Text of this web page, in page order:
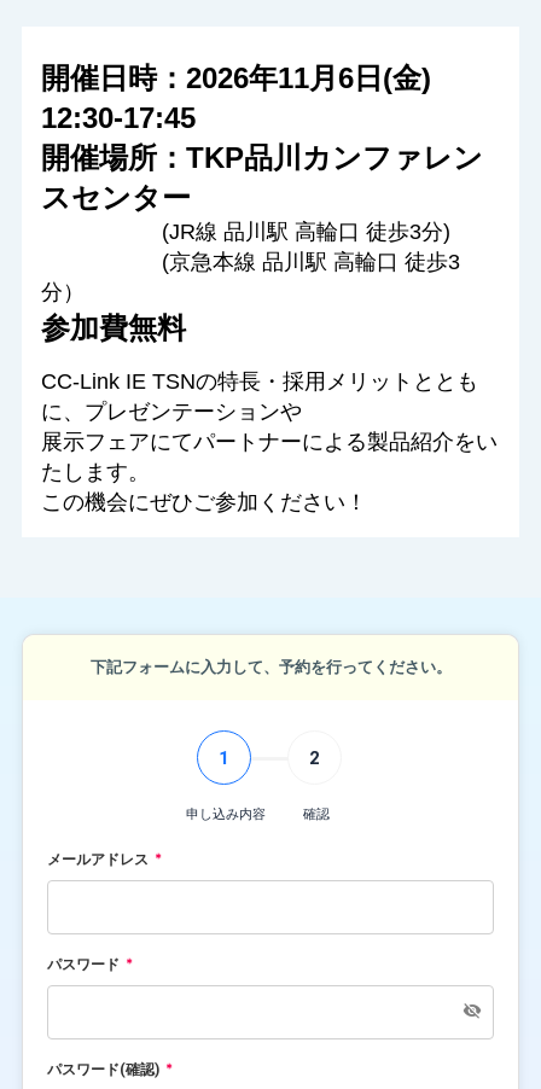
開催日時：2026年11月6日(金)
12:30-17:45
開催場所： TKP品川カンファレン
スセンター
(JR線 品川駅 高輪口 徒歩3分)
(京急本線 品川駅 高輪口 徒歩3
分）
参加費無料
CC-Link IE TSNの特長・採用メリットととも
に、プレゼンテーションや
展示フェアにてパートナーによる製品紹介をい
たします。
この機会にぜひご参加ください！
下記フォームに入力して、予約を行ってください。
1
申し込み内容
2
確認
メールアドレス
パスワード
パスワード(確認)